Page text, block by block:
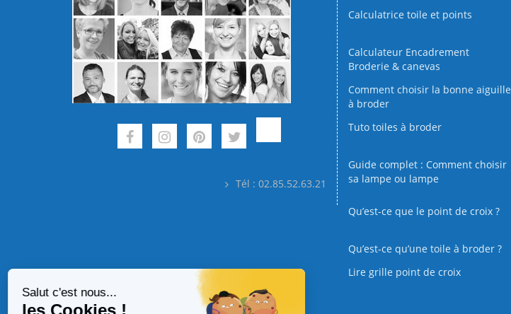
Tél : 02.85.52.63.21
Calculatrice toile et points
Calculateur Encadrement
Broderie & canevas
Comment choisir la bonne aiguille
à broder
Tuto toiles à broder
Guide complet : Comment choisir
sa lampe ou lampe
Qu’est-ce que le point de croix ?
Qu’est‑ce qu’une toile à broder ?
Lire grille point de croix